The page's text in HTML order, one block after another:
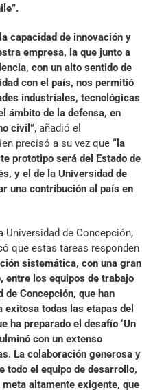
capacidad de innovación y
empresa, la que junto a
con un alto sentido de
con el país, nos permitió
industriales, tecnológicas
ámbito de la defensa, en
civil”, añadió el
precisó a su vez que “la
prototipo será del Estado de
y el de la Universidad de
una contribución al país en
Universidad de Concepción,
que estas tareas responden
sistemática, con una gran
los equipos de trabajo
de Concepción, que han
todas las etapas del
ha preparado el desafío ‘Un
con un extenso
La colaboración generosa y
todo el equipo de desarrollo,
meta altamente exigente, que